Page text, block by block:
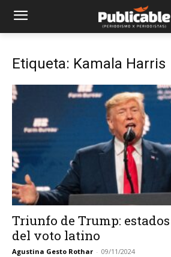
Etiqueta: Kamala Harris
Triunfo de Trump:
del voto latino
Agustina Gesto Rothar - 09/11/2024